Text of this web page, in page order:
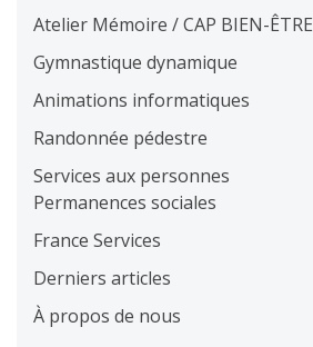
Atelier Mémoire / CAP BIEN-ÊTRE
Gymnastique dynamique
Animations informatiques
Randonnée pédestre
Services aux personnes
Permanences sociales
France Services
Derniers articles
À propos de nous